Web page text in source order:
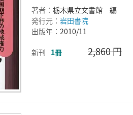
著者： 栃木県立文書館 編
発行元： 岩田書院
出版年： 2010/11
新刊 1冊 2,860 円